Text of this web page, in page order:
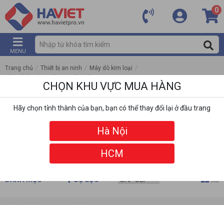
0
MENU
Trang chủ / Thiết bị an ninh / Máy dò kim loại /
Máy dò kim loại cầm tay Gold Century
DANH MỤC BỘ LỌC
CHỌN KHU VỰC MUA HÀNG
Hãy chọn tỉnh thành của bạn, bạn có thể thay đổi lại ở đầu trang
Hà Nội
HCM